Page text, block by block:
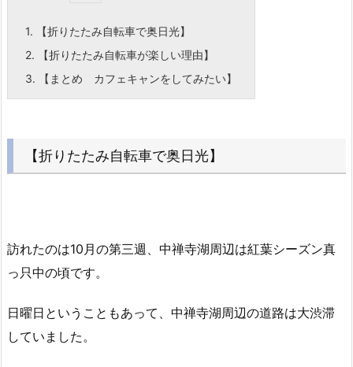
1. 【折りたたみ自転車で奥日光】
2. 【折りたたみ自転車が楽しい理由】
3. 【まとめ カフェキャンをしてみたい】
【折りたたみ自転車で奥日光】
訪れたのは10月の第三週、中禅寺湖周辺は紅葉シーズン真
っ只中の頃です。
日曜日ということもあって、中禅寺湖周辺の道路は大渋滞
していました。